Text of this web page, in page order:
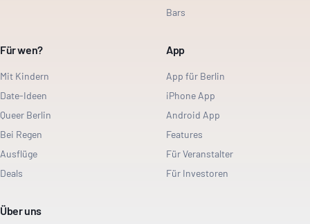
Bars
Für wen?
Mit Kindern
Date-Ideen
Queer Berlin
Bei Regen
Ausflüge
Deals
App
App für Berlin
iPhone App
Android App
Features
Für Veranstalter
Für Investoren
Über uns